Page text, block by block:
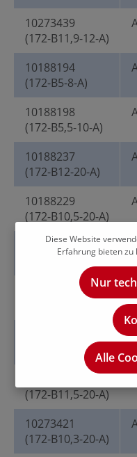
10273439
(172-B11,9-12-A)
10188194
(172-B5-8-A)
10188198
(172-B5,5-10-A)
10188237
(172-B12-20-A)
10188229
(172-B10,5-20-A)
10188232
(172-B11-20-A)
(172-B11,8-20-A)
(172-B11,5-20-A)
10273421
(172-B10,3-20-A)
Diese Website
Erfahrung bieten zu
Nur
Alle